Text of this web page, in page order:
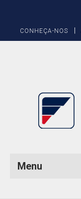
CONHEÇA-NOS |
Menu